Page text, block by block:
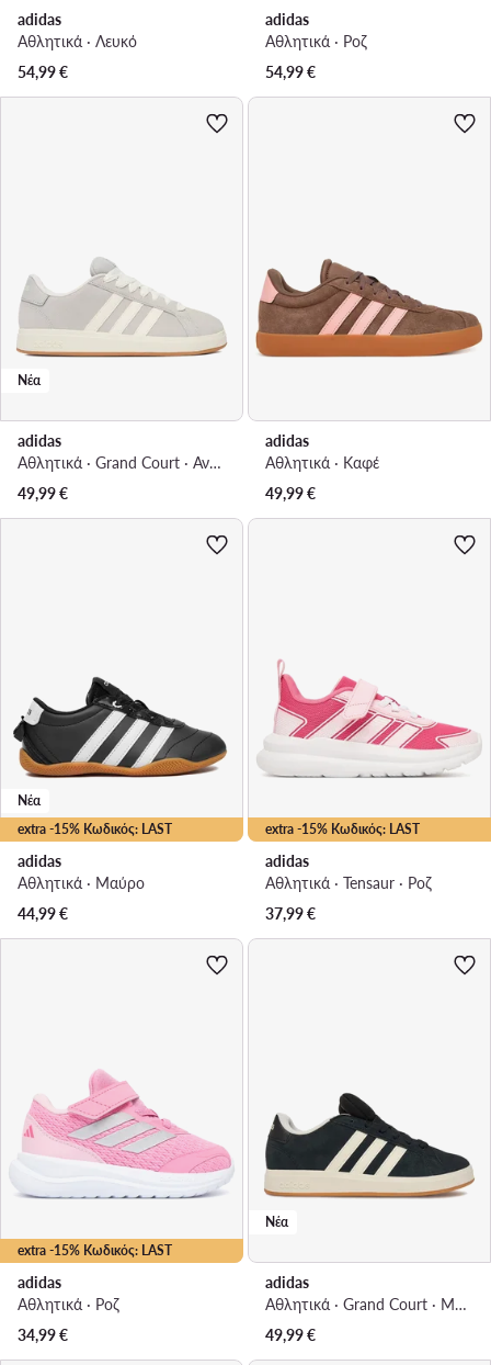
adidas
Αθλητικά · Λευκό
54,99€
adidas
Αθλητικά · Ροζ
54,99€
Νέα
adidas
Αθλητικά · Grand Court · Ανοιχτό γκρι
49,99€
adidas
Αθλητικά · Καφέ
49,99€
extra -15% Κωδικός: LAST
Νέα
adidas
Αθλητικά · Μαύρο
44,99€
extra -15% Κωδικός: LAST
adidas
Αθλητικά · Tensaur · Ροζ
37,99€
extra -15% Κωδικός: LAST
adidas
Αθλητικά · Ροζ
34,99€
Νέα
adidas
Αθλητικά · Grand Court · Μαύρο
49,99€